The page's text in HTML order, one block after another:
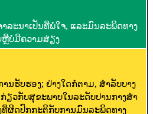
ລະນາເປັນທີ່ພໍໃຈ, ແລະມົນລະພິດທາງ
ບໍ່ມີຄວາມສ່ຽງ
ນຮັບຮອງ; ຢ່າງໃດກໍ່ຕາມ, ສໍາລັບບາງ
ວກັບສຸຂະພາບໃນລະດັບປານກາງສໍາ
ຜິດປົກກະຕິກັບການມົນລະພິດທາງ